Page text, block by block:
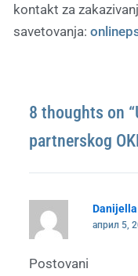
kontakt za
savetovanja:
8 thoughts on
partnerskog
Danijella
април 5,
Postovani